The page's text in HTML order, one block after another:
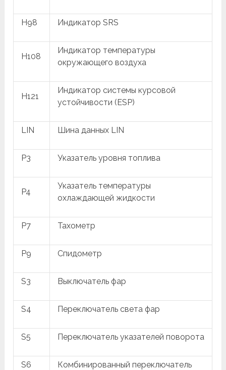
H98 Индикатор SRS
H108
Индикатор температуры
окружающего воздуха
H121
Индикатор системы курсовой
устойчивости (ESP)
LIN Шина данных LIN
P3 Указатель уровня топлива
P4
Указатель температуры
охлаждающей жидкости
P7 Тахометр
P9 Спидометр
S3 Выключатель фар
S4 Переключатель света фар
S5 Переключатель указателей поворота
S6 Комбинированный переключатель